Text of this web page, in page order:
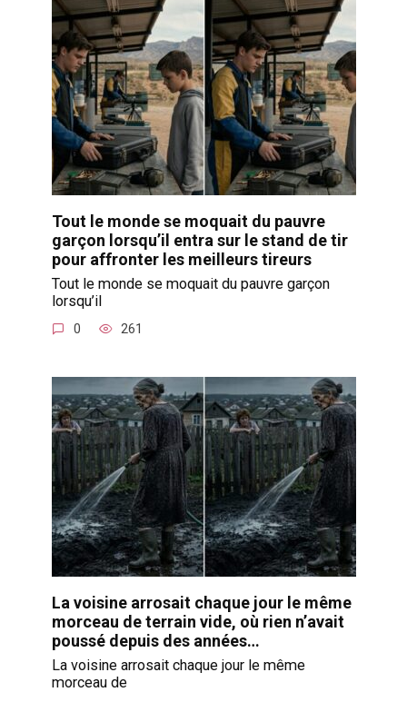
Tout le monde se moquait du pauvre
garçon lorsqu’il entra sur le stand de tir
pour affronter les meilleurs tireurs
Tout le monde se moquait du pauvre garçon
lorsqu’il
0 261
La voisine arrosait chaque jour le même
morceau de terrain vide, où rien n’avait
poussé depuis des années…
La voisine arrosait chaque jour le même
morceau de